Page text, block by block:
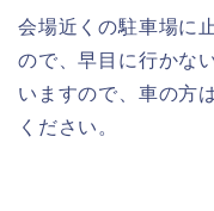
会場近くの駐車場に
ので、早目に行かな
いますので、車の方
ください。